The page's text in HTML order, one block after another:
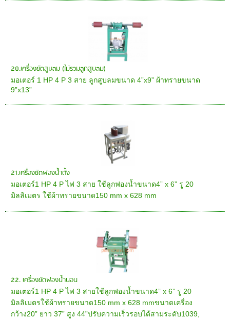
20.เครื่องขัดสูบลม (ไม่รวมลูกสูบลม)
มอเตอร์ 1 HP 4 P 3 สาย ลูกสูบลมขนาด 4”x9” ผ้าทรายขนาด
9”x13”
21.เครื่องขัดฟองนํ้าตั้ง
มอเตอร์1 HP 4 P ไฟ 3 สาย ใช้ลูกฟองน้ำขนาด4” x 6” รู 20
มิลลิเมตร ใช้ผ้าทรายขนาด150 mm x 628 mm
22. เครื่องขัดฟองน้ำนอน
มอเตอร์1 HP 4 P ไฟ 3 สายใช้ลูกฟองน้ำขนาด4” x 6” รู 20
มิลลิเมตรใช้ผ้าทรายขนาด150 mm x 628 mmขนาดเครื่อง
กว้าง20” ยาว 37” สูง 44”ปรับความเร็วรอบได้สามระดับ1039,